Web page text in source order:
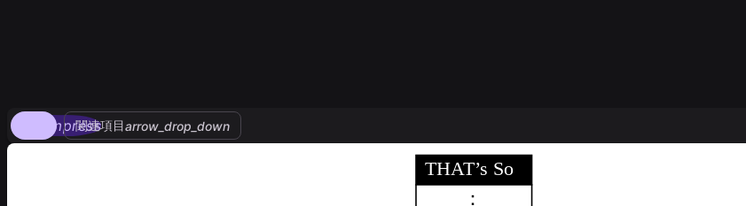
compress
関連項目arrow_drop_down